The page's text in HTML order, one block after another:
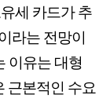
세 카드가 추
라는 전망이
이유는 대형
근본적인 수요